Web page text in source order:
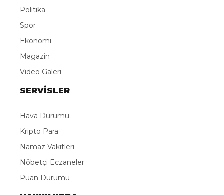
Politika
Spor
Ekonomi
Magazin
Video Galeri
SERVİSLER
Hava Durumu
Kripto Para
Namaz Vakitleri
Nöbetçi Eczaneler
Puan Durumu